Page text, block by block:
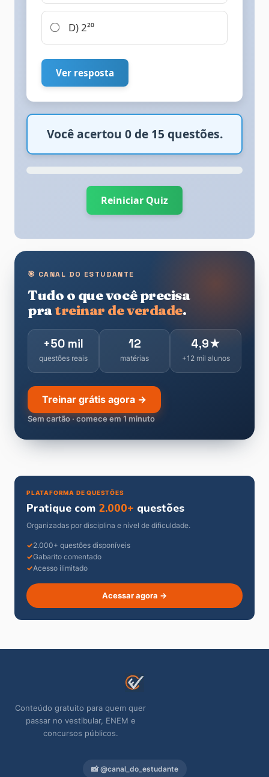
D) 2²⁰
Ver resposta
Você acertou 0 de 15 questões.
Reiniciar Quiz
🎯 CANAL DO ESTUDANTE
Tudo o que você precisa
pratreinar de verdade.
+50 mil
questões reais
12
matérias
4,9★
+12 mil alunos
Treinar grátis agora →
Sem cartão · comece em 1 minuto
PLATAFORMA DE QUESTÕES
Pratique com 2.000+ questões
Organizadas por disciplina e nível de dificuldade.
2.000+ questões disponíveis
Gabarito comentado
Acesso ilimitado
Acessar agora →
Conteúdo gratuito para quem quer
passar no vestibular, ENEM e
concursos públicos.
📸 @canal_do_estudante